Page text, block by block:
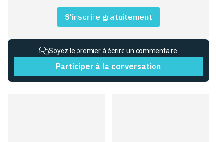
S'inscrire gratuitement
Soyez le premier à écrire un commentaire
Participer à la conversation